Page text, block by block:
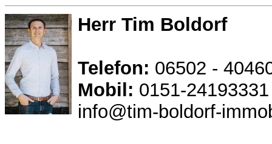
Herr Tim Boldorf
Telefon: 06502 -
Mobil: 0151-24193331
info@tim-boldorf-